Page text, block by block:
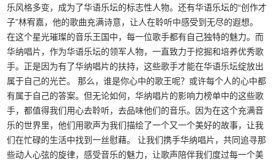
乐风格多变，成为了华语乐坛的标志性人物。还有华语乐坛的“创作才
子”林宥嘉，他的歌曲充满诗意，让人在聆听中感受到无尽的遐想。
在这个星光璀璨的音乐王国中，每一位歌手都有自己独特的魅力。而
华纳唱片，作为华语乐坛的领军人物，一直致力于挖掘和培养优秀歌
手。正是因为有了华纳唱片的扶持，这些歌手才能在华语乐坛绽放出
属于自己的光芒。 那么，谁是你心中的歌王呢？或许每个人的心中都
有属于自己的答案。但无论如何，华纳唱片的影响力榜单中的这些歌
手，都值得我们用心去聆听，去品味他们的音乐。因为在这个充满音
乐的世界里，他们用歌声为我们描绘了一个又一个美好的故事，让我
们在忙碌的生活中找到一丝慰藉。 让我们携手华纳唱片，共同追寻那
些动人心弦的旋律，感受音乐的魅力，让歌声陪伴我们度过每一个美